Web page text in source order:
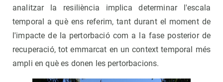
analitzar la resiliència implica determinar l'escala
temporal a què ens referim, tant durant el moment de
l'impacte de la pertorbació com a la fase posterior de
recuperació, tot emmarcat en un context temporal més
ampli en què es donen les pertorbacions.